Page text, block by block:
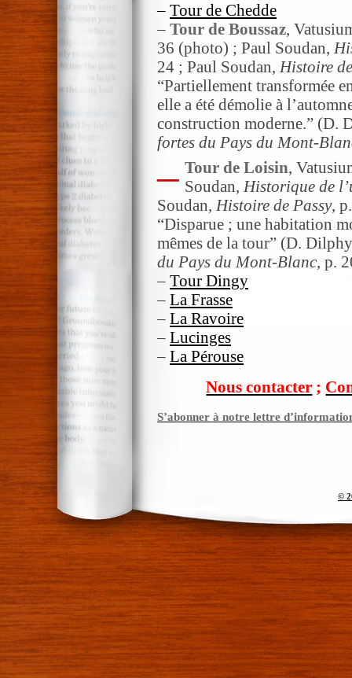
– Tour de Chedde
– Tour de Boussaz,
36 (photo) ; Paul Soudan,
24 ; Paul Soudan, Histoire
“Partiellement transformée
elle a été démolie à
construction moderne.” (D.
fortes du Pays du Mont-
– Tour de Loisin,
Soudan, Historique de
Soudan, Histoire de Passy,
“Disparue ; une habitation
mêmes de la tour” (D.
du Pays du Mont-Blanc, p.
– Tour Dingy
– La Frasse
– La Ravoire
– Lucinges
– La Pérouse
Nous contacter ;
S’abonner à notre lettre
©